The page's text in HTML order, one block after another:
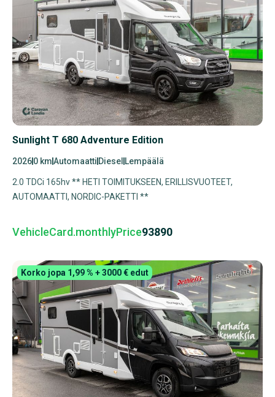
Sunlight T 680 Adventure Edition
20260 kmAutomaatti Diesel Lempäälä
2.0 TDCi 165hv ** HETI TOIMITUKSEEN, ERILLISVUOTEET,
AUTOMAATTI, NORDIC-PAKETTI **
VehicleCard.monthlyPrice93890
Korko jopa 1,99 % + 3000 € edut